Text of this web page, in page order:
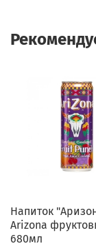
Напиток
Arizona
680мл